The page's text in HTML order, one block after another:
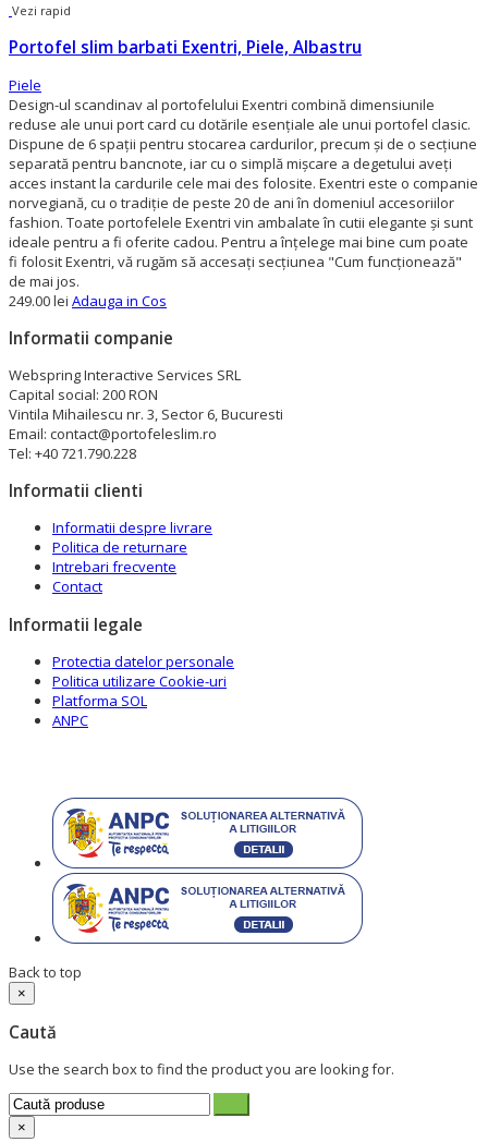
Vezi rapid
Portofel slim barbati Exentri, Piele, Albastru
Piele
Design-ul scandinav al portofelului Exentri combină dimensiunile
reduse ale unui port card cu dotările esențiale ale unui portofel clasic.
Dispune de 6 spații pentru stocarea cardurilor, precum și de o secțiune
separată pentru bancnote, iar cu o simplă mișcare a degetului aveți
acces instant la cardurile cele mai des folosite. Exentri este o companie
norvegiană, cu o tradiție de peste 20 de ani în domeniul accesoriilor
fashion. Toate portofelele Exentri vin ambalate în cutii elegante și sunt
ideale pentru a fi oferite cadou. Pentru a înțelege mai bine cum poate
fi folosit Exentri, vă rugăm să accesați secțiunea "Cum funcționează"
de mai jos.
249.00 lei Adauga in Cos
Informatii companie
Webspring Interactive Services SRL
Capital social: 200 RON
Vintila Mihailescu nr. 3, Sector 6, Bucuresti
Email: contact@portofeleslim.ro
Tel: +40 721.790.228
Informatii clienti
Informatii despre livrare
Politica de returnare
Intrebari frecvente
Contact
Informatii legale
Protectia datelor personale
Politica utilizare Cookie-uri
Platforma SOL
ANPC
Back to top
×
Caută
Use the search box to find the product you are looking for.
×